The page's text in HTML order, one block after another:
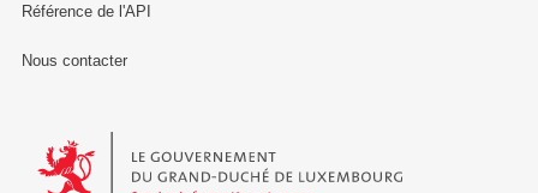
Référence de l'API
Nous contacter
Le Gouvernement du Grand-Duché de Luxembourg - Service